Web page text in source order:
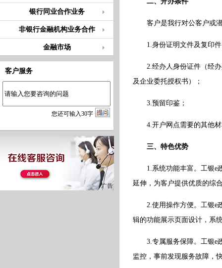
银行同业合作业务
非银行金融机构业务合作
金融市场
客户服务
您还可输入30字
客户是我行对公客户或
1.身份证明文件及复印件
2.经办人身份证件（经办
及企业委托授权书）；
3.预留印鉴；
4.开户网点需要的其他材
三、特色优势
1.系统功能丰富。工银e
延伸，为客户提供优质的综
2.使用操作方便。工银e政
辑的功能展示页面设计，系
3.专属服务保障。工银e政
监控，事前发现服务故障，